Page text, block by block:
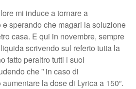
mi induce a tornare a
sperando che magari la soluzione
casa. E qui in novembre, sempre
scrivendo sul referto tutta la
fatto peraltro tutti i suoi
che ” in caso di
la dose di Lyrica a 150”.